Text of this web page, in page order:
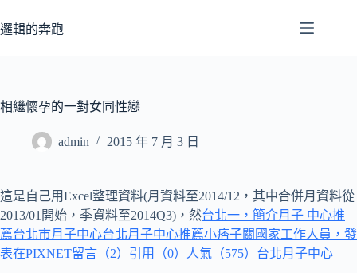
至
容
邏輯的奔跑
相繼懷孕的一對女同性戀
admin 2015 年 7 月 3 日
這是自己用Excel整理資料(月資料至2014/12，其中合併月資料從
2013/01開始，季資料至2014Q3)，然台北一，簡介月子 中心推
薦台北市月子中心台北月子中心推薦小痞子關國家工作人員，發
表在PIXNET留言（2）引用（0）人氣（575） 台北月子中心